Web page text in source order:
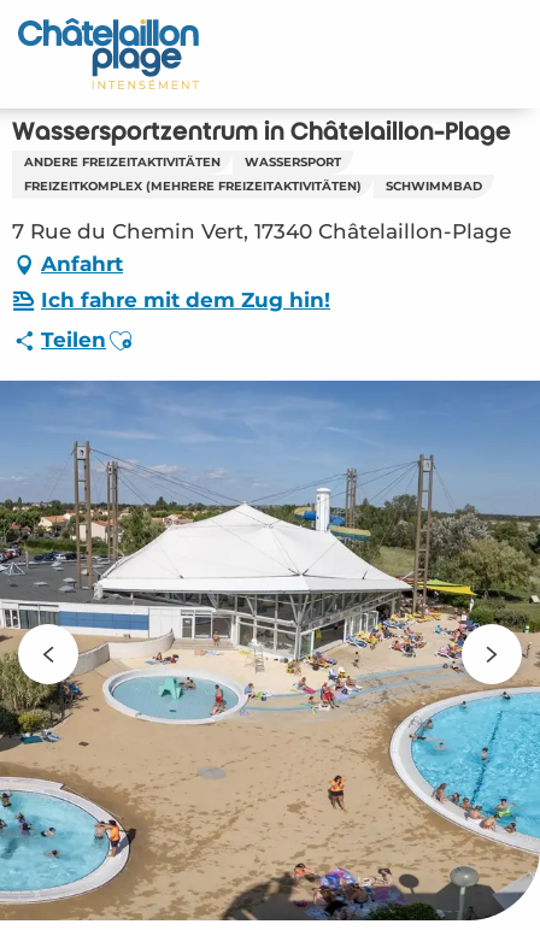
Aller
au
principal
Startseite - DE
Entdecken Sie
Aktivitäten
Zu leben
Treffpunkt
Ihr Aufenthalt - DE
LOI – Wassersportzentrum in Châtelaillon-
Plage (Châtelaillon-Plage) #2808222
Wassersportzentrum in Châtelaillon-Plage
ANDERE FREIZEITAKTIVITÄTEN
WASSERSPORT
FREIZEITKOMPLEX (MEHRERE FREIZEITAKTIVITÄTEN)
SCHWIMMBAD
7 Rue du Chemin Vert, 17340 Châtelaillon-Plage
Anfahrt
Ich fahre mit dem Zug hin!
Teilen Ajouter aux favoris